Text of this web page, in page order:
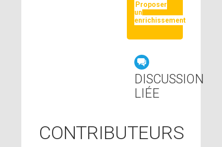
Proposer
un
enrichissement
DISCUSSION
LIÉE
CONTRIBUTEURS